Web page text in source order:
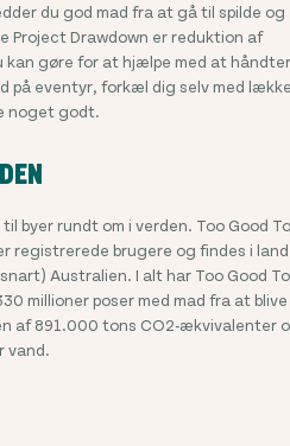
du god mad fra at gå til spilde og
Project Drawdown er reduktion af
gøre for at hjælpe med at
på eventyr, forkæl dig selv med
noget godt.
byer rundt om i verden. Too Good To
registrerede brugere og findes i
Australien. I alt har Too Good To
millioner poser med mad fra at blive
af 891.000 tons CO2-ækvivalenter
vand.